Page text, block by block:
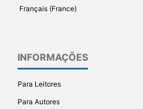
Français (France)
INFORMAÇÕES
Para Leitores
Para Autores